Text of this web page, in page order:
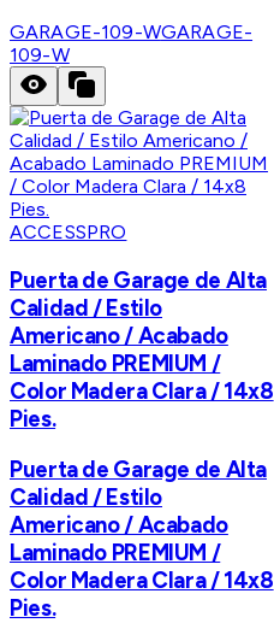
GARAGE-109-WGARAGE-
109-W
ACCESSPRO
Puerta de Garage de Alta
Calidad / Estilo
Americano / Acabado
Laminado PREMIUM /
Color Madera Clara / 14x8
Pies.
Puerta de Garage de Alta
Calidad / Estilo
Americano / Acabado
Laminado PREMIUM /
Color Madera Clara / 14x8
Pies.